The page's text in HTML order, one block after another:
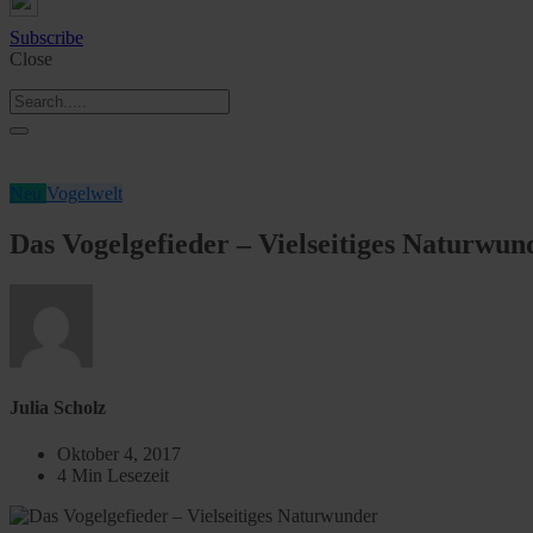
Subscribe
Close
Vogelwelt
Das Vogelgefieder – Vielseitiges
Julia Scholz
Oktober 4, 2017
4 Min Lesezeit